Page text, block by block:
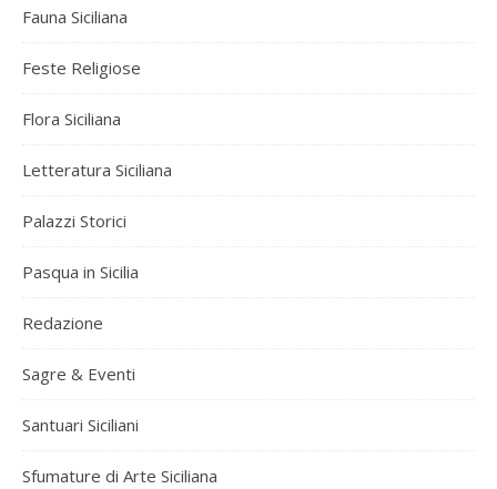
Fauna Siciliana
Feste Religiose
Flora Siciliana
Letteratura Siciliana
Palazzi Storici
Pasqua in Sicilia
Redazione
Sagre & Eventi
Santuari Siciliani
Sfumature di Arte Siciliana